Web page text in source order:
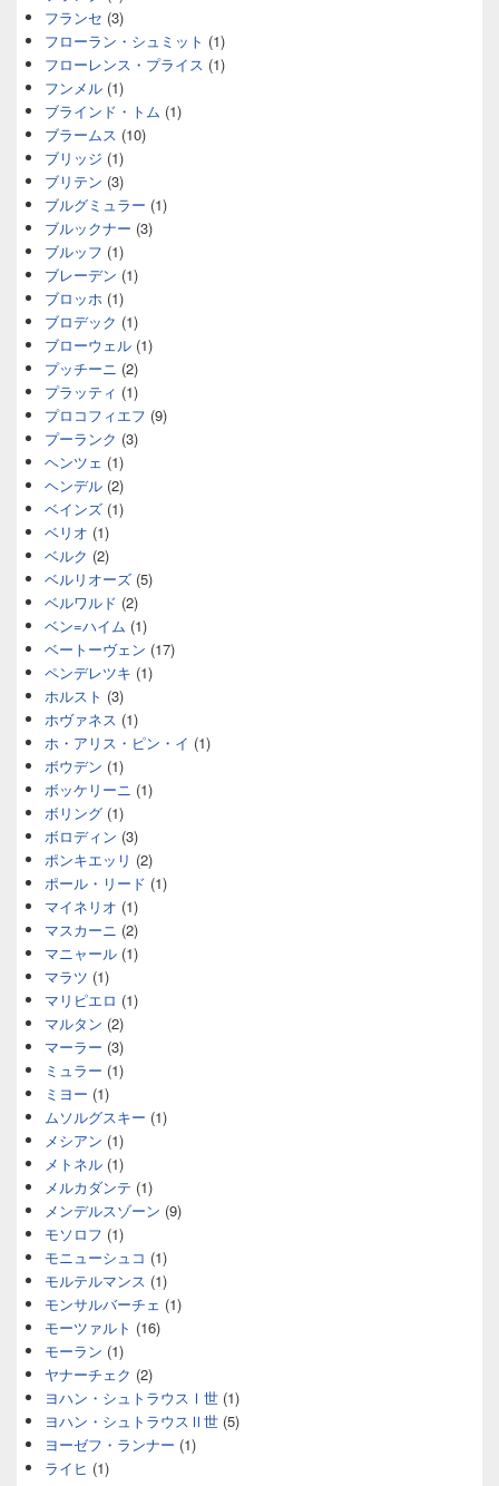
フランセ (3)
フローラン・シュミット (1)
フローレンス・プライス (1)
フンメル (1)
ブラインド・トム (1)
ブラームス (10)
ブリッジ (1)
ブリテン (3)
ブルグミュラー (1)
ブルックナー (3)
ブルッフ (1)
ブレーデン (1)
ブロッホ (1)
ブロデック (1)
ブローウェル (1)
プッチーニ (2)
プラッティ (1)
プロコフィエフ (9)
プーランク (3)
ヘンツェ (1)
ヘンデル (2)
ベインズ (1)
ベリオ (1)
ベルク (2)
ベルリオーズ (5)
ベルワルド (2)
ベン=ハイム (1)
ベートーヴェン (17)
ペンデレツキ (1)
ホルスト (3)
ホヴァネス (1)
ホ・アリス・ピン・イ (1)
ボウデン (1)
ボッケリーニ (1)
ボリング (1)
ボロディン (3)
ポンキエッリ (2)
ポール・リード (1)
マイネリオ (1)
マスカーニ (2)
マニャール (1)
マラツ (1)
マリピエロ (1)
マルタン (2)
マーラー (3)
ミュラー (1)
ミヨー (1)
ムソルグスキー (1)
メシアン (1)
メトネル (1)
メルカダンテ (1)
メンデルスゾーン (9)
モソロフ (1)
モニューシュコ (1)
モルテルマンス (1)
モンサルバーチェ (1)
モーツァルト (16)
モーラン (1)
ヤナーチェク (2)
ヨハン・シュトラウスⅠ世 (1)
ヨハン・シュトラウスⅡ世 (5)
ヨーゼフ・ランナー (1)
ライヒ (1)